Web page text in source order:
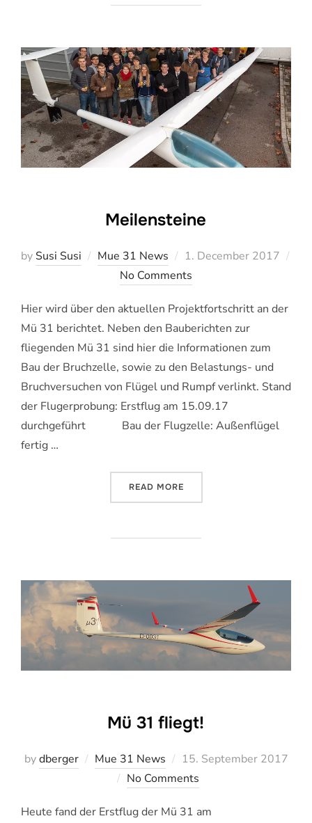
Meilensteine
by Susi Susi Mue 31 News
Veröffentlicht
am
1. December 2017
No Comments
Hier wird über den aktuellen Projektfortschritt an der
Mü 31 berichtet. Neben den Bauberichten zur
fliegenden Mü 31 sind hier die Informationen zum
Bau der Bruchzelle, sowie zu den Belastungs- und
Bruchversuchen von Flügel und Rumpf verlinkt. Stand
der Flugerprobung: Erstflug am 15.09.17
durchgeführt Bau der Flugzelle: Außenflügel
fertig …
READ MORE„MEILENSTEINE“
Mü 31 fliegt!
bydberger Mue 31 News
Veröffentlicht
am
15. September 2017
No Comments
Heute fand der Erstflug der Mü 31 am